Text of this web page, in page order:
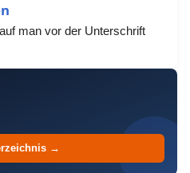
man vor der Unterschrift
→